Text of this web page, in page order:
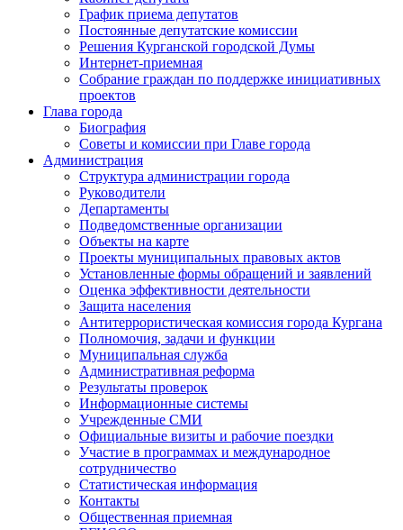
График приема депутатов
Постоянные депутатские комиссии
Решения Курганской городской Думы
Интернет-приемная
Собрание граждан по поддержке инициативных
проектов
Глава города
Биография
Советы и комиссии при Главе города
Администрация
Структура администрации города
Руководители
Департаменты
Подведомственные организации
Объекты на карте
Проекты муниципальных правовых актов
Установленные формы обращений и заявлений
Оценка эффективности деятельности
Защита населения
Антитеррористическая комиссия города Кургана
Полномочия, задачи и функции
Муниципальная служба
Административная реформа
Результаты проверок
Информационные системы
Учрежденные СМИ
Официальные визиты и рабочие поездки
Участие в программах и международное
сотрудничество
Статистическая информация
Контакты
Общественная приемная